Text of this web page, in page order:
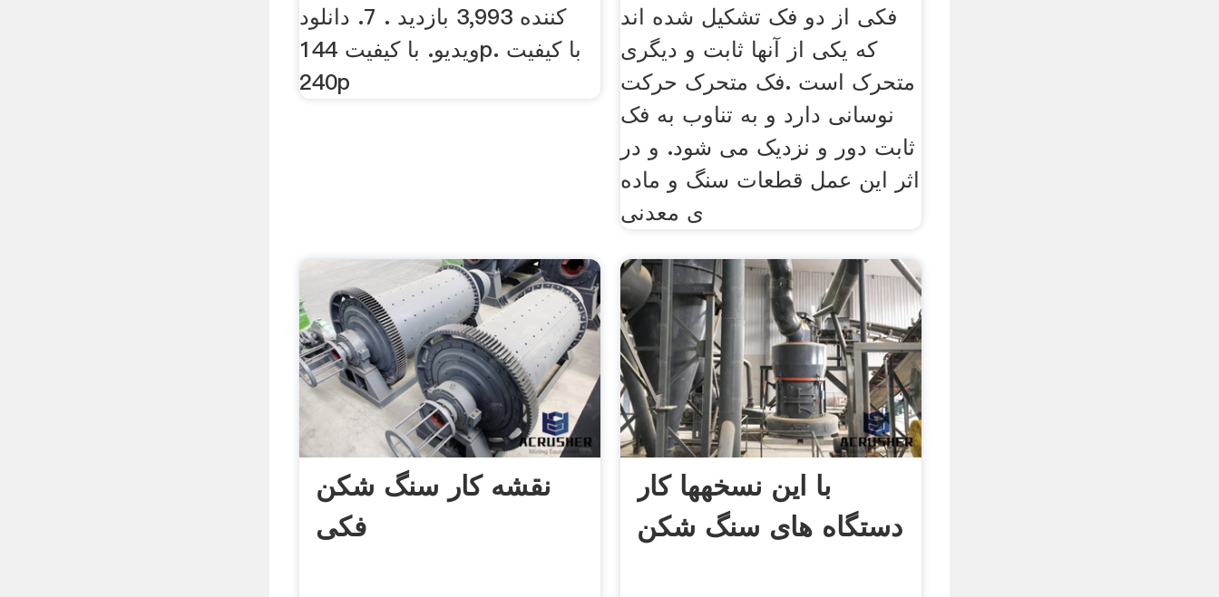
کننده 3,993 بازدید . 7. دانلود
ویدیو. با کیفیت 144p. با کیفیت
240p
فکی از دو فک تشکیل شده اند
که یکی از آنها ثابت و دیگری
متحرک است .فک متحرک حرکت
نوسانی دارد و به تناوب به فک
ثابت دور و نزدیک می شود. و در
اثر این عمل قطعات سنگ و ماده
ی معدنی
نقشه کار سنگ شکن
فکی
با این نسخهها کار
دستگاه های سنگ شکن